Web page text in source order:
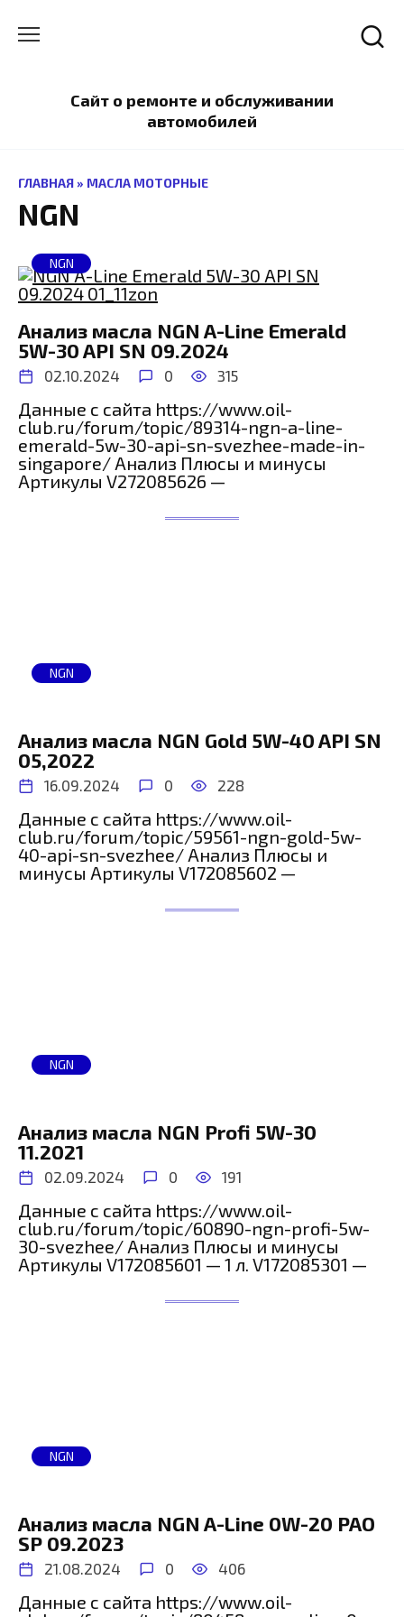
содержанию
Сайт о ремонте и обслуживании
автомобилей
ГЛАВНАЯ » МАСЛА МОТОРНЫЕ
NGN
NGN
Анализ масла NGN A-Line Emerald
5W-30 API SN 09.2024
02.10.2024 0 315
Данные с сайта https://www.oil-
club.ru/forum/topic/89314-ngn-a-line-
emerald-5w-30-api-sn-svezhee-made-in-
singapore/ Анализ Плюсы и минусы
Артикулы V272085626 —
NGN
Анализ масла NGN Gold 5W-40 API SN
05,2022
16.09.2024 0 228
Данные с сайта https://www.oil-
club.ru/forum/topic/59561-ngn-gold-5w-
40-api-sn-svezhee/ Анализ Плюсы и
минусы Артикулы V172085602 —
NGN
Анализ масла NGN Profi 5W-30
11.2021
02.09.2024 0 191
Данные с сайта https://www.oil-
club.ru/forum/topic/60890-ngn-profi-5w-
30-svezhee/ Анализ Плюсы и минусы
Артикулы V172085601 — 1 л. V172085301 —
NGN
Анализ масла NGN A-Line 0W-20 PAO
SP 09.2023
21.08.2024 0 406
Данные с сайта https://www.oil-